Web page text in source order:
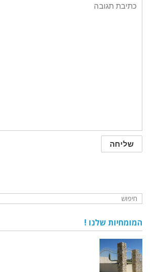
המומחיות שלנו !